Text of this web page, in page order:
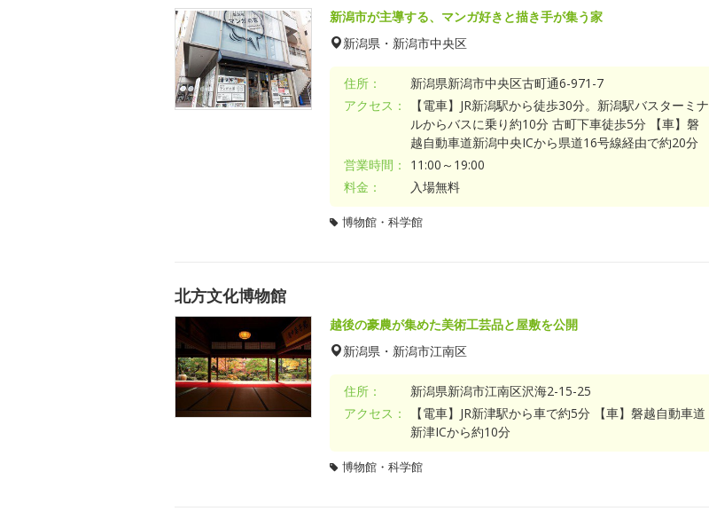
新潟市が主導する、マンガ好きと描き手が集う家
新潟県・新潟市中央区
住所：
新潟県新潟市中央区古町通6-971-7
アクセス：
【電車】JR新潟駅から徒歩30分。新潟駅バスターミナ
ルからバスに乗り約10分 古町下車徒歩5分 【車】磐
越自動車道新潟中央ICから県道16号線経由で約20分
営業時間：
11:00～19:00
料金：
入場無料
博物館・科学館
北方文化博物館
越後の豪農が集めた美術工芸品と屋敷を公開
新潟県・新潟市江南区
住所：
新潟県新潟市江南区沢海2-15-25
アクセス：
【電車】JR新津駅から車で約5分 【車】磐越自動車道
新津ICから約10分
博物館・科学館